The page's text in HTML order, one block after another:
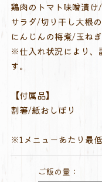
鶏肉のトマト味噌漬
サラダ/切り干し大根
にんじんの梅煮/玉ね
※仕入れ状況により、
す。
【付属品】
割箸/紙おしぼり
※1メニューあたり最
ご飯の量：